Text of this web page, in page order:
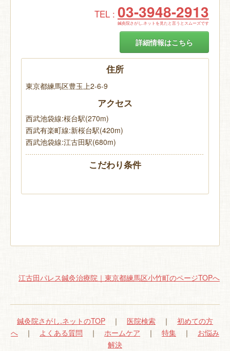
TEL : 03-3948-2913
鍼灸院さがし.ネットを見たと言うとスムーズです
詳細情報はこちら
住所
東京都練馬区豊玉上2-6-9
アクセス
西武池袋線:桜台駅(270m)
西武有楽町線:新桜台駅(420m)
西武池袋線:江古田駅(680m)
こだわり条件
江古田パレス鍼灸治療院｜東京都練馬区小竹町のページTOPへ
鍼灸院さがし.ネットのTOP ｜ 医院検索 ｜ 初めての方
へ ｜ よくある質問 ｜ ホームケア ｜ 特集 ｜ お悩み
解決